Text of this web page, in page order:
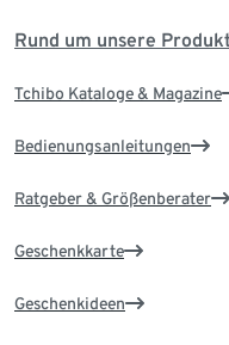
Rund um unsere
Tchibo Kataloge & Magazine
Bedienungsanleitungen
Ratgeber & Größenberater
Geschenkkarte
Geschenkideen